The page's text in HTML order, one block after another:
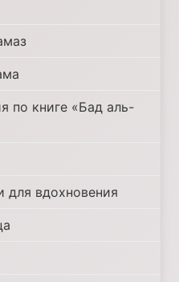
по книге «Бад аль-
для вдохновения